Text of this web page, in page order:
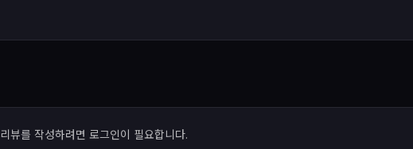
리뷰를 작성하려면 로그인이 필요합니다.